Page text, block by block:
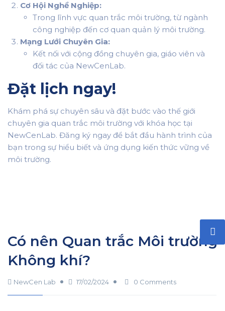
Cơ Hội Nghề Nghiệp:
Trong lĩnh vực quan trắc môi trường, từ ngành
công nghiệp đến cơ quan quản lý môi trường.
Mạng Lưới Chuyên Gia:
Kết nối với cộng đồng chuyên gia, giáo viên và
đối tác của NewCenLab.
Đặt lịch ngay!
Khám phá sự chuyên sâu và đặt bước vào thế giới
chuyên gia quan trắc môi trường với khóa học tại
NewCenLab. Đăng ký ngay để bắt đầu hành trình của
bạn trong sự hiểu biết và ứng dụng kiến thức vững về
môi trường.
Có nên Quan trắc Môi trường
Không khí?
NewCen Lab 17/02/2024 0 Comments